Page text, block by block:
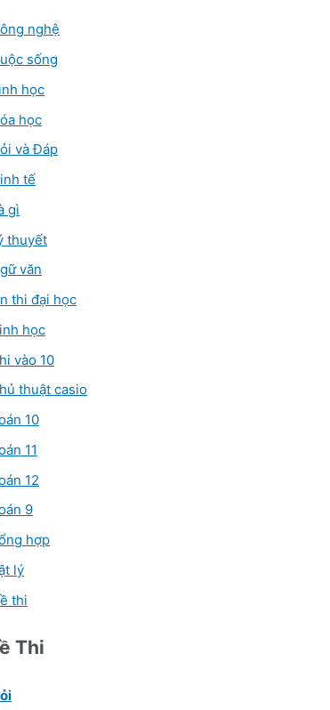
nghệ
sống
học
học
và Đáp
tế
gì
thuyết
văn
thi đại học
học
vào 10
thuật casio
10
11
12
9
hợp
lý
thi
Thi